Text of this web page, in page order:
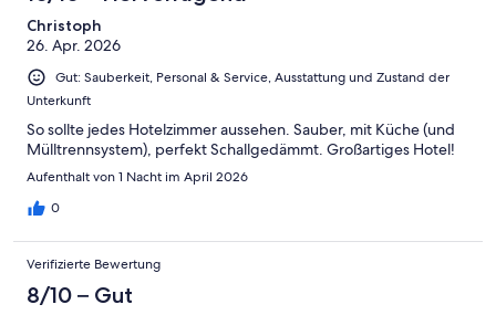
Christoph
26. Apr. 2026
Gut: Sauberkeit, Personal & Service, Ausstattung und Zustand der
Unterkunft
So sollte jedes Hotelzimmer aussehen. Sauber, mit Küche (und
Mülltrennsystem), perfekt Schallgedämmt. Großartiges Hotel!
Aufenthalt von 1 Nacht im April 2026
0
Verifizierte Bewertung
8/10 – Gut